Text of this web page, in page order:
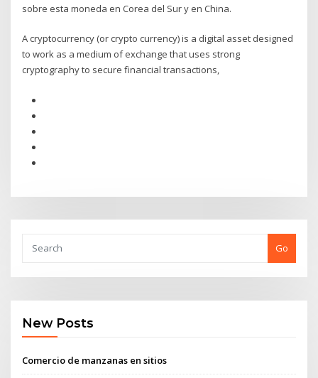
sobre esta moneda en Corea del Sur y en China.
A cryptocurrency (or crypto currency) is a digital asset designed
to work as a medium of exchange that uses strong
cryptography to secure financial transactions,
Go
New Posts
Comercio de manzanas en sitios